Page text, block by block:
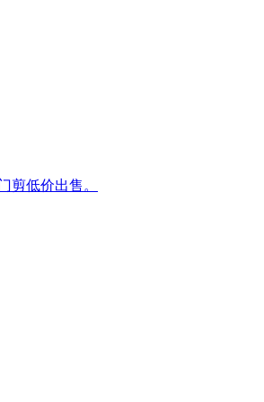
剪低价出售。